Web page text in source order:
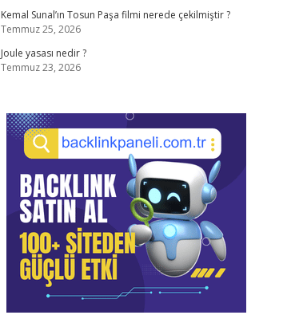
Kemal Sunal’ın Tosun Paşa filmi nerede çekilmiştir ?
Temmuz 25, 2026
Joule yasası nedir ?
Temmuz 23, 2026